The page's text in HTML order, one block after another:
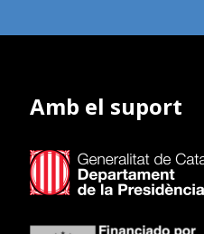
Amb el suport